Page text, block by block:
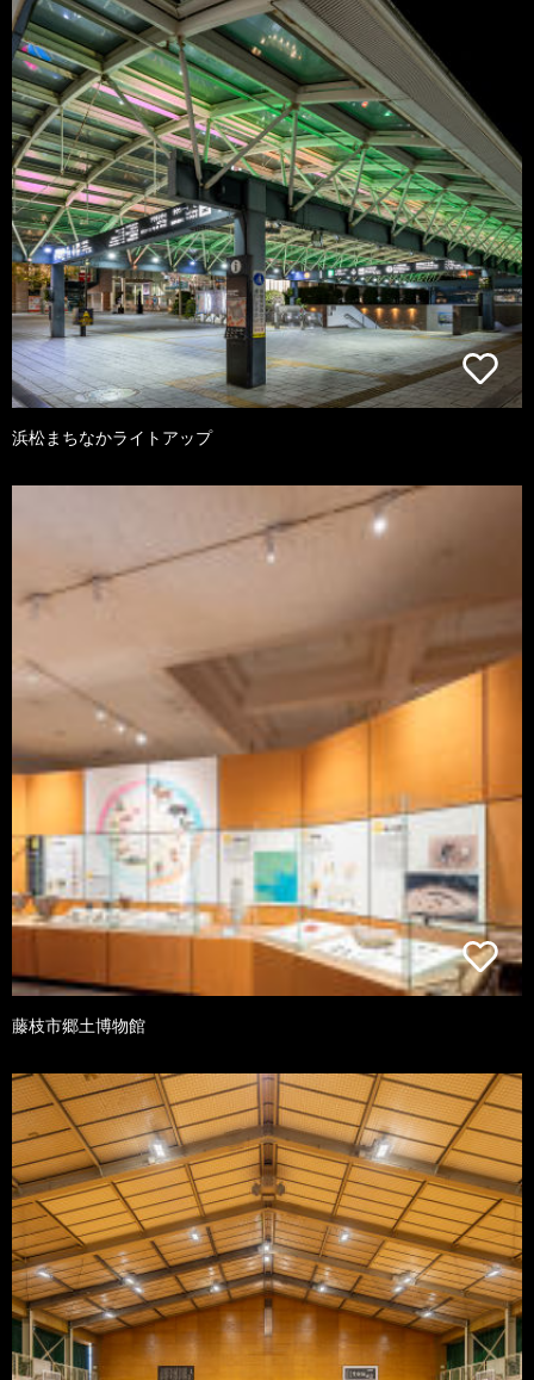
浜松まちなかライトアップ
藤枝市郷土博物館